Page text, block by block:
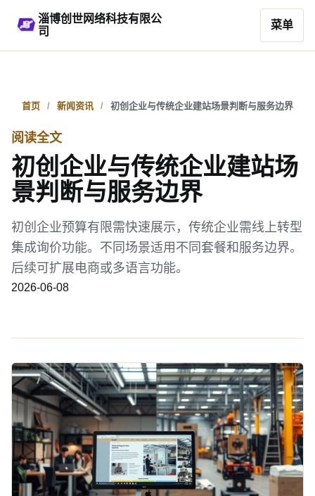
淄博创世网络科技有限公
司
菜单
首页 新闻资讯 初创企业与传统企业建站场景判断与服务边界
阅读全文
初创企业与传统企业建站场
景判断与服务边界
初创企业预算有限需快速展示，传统企业需线上转型
集成询价功能。不同场景适用不同套餐和服务边界。
后续可扩展电商或多语言功能。
2026-06-08